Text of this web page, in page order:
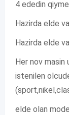
4 ededin
Hazirda elde
Hazirda elde
Her nov masin
istenilen
elde olan